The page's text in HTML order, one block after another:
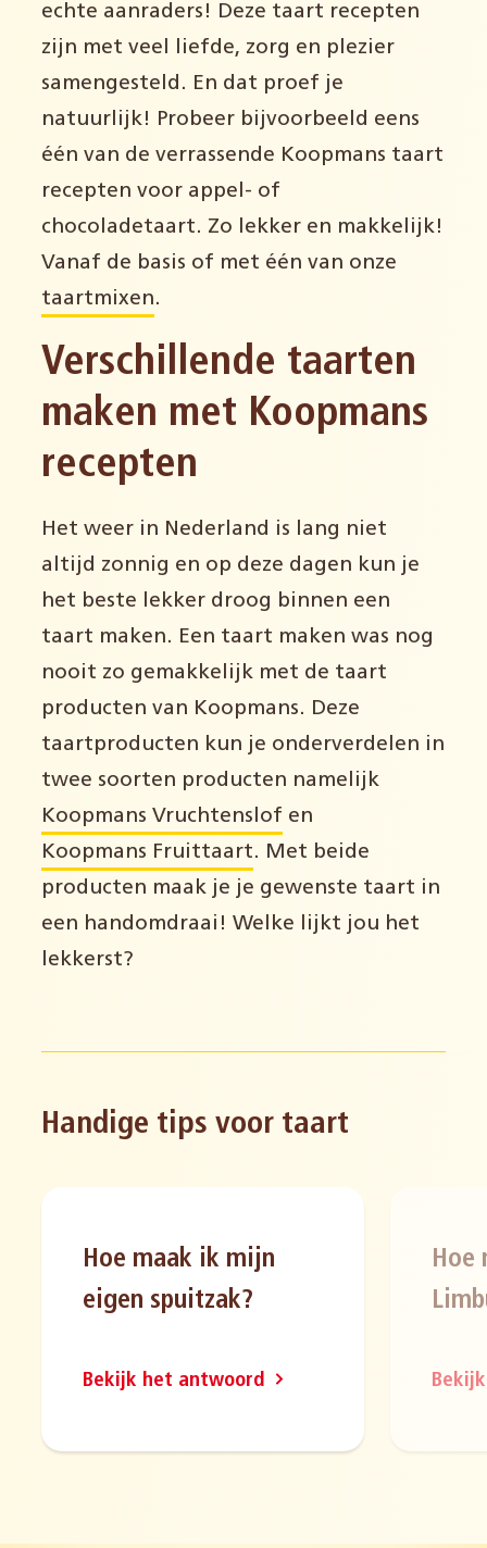
echte aanraders! Deze taart recepten
zijn met veel liefde, zorg en plezier
samengesteld. En dat proef je
natuurlijk! Probeer bijvoorbeeld eens
één van de verrassende Koopmans taart
recepten voor appel- of
chocoladetaart. Zo lekker en makkelijk!
Vanaf de basis of met één van onze
taartmixen.
Verschillende taarten
maken met Koopmans
recepten
Het weer in Nederland is lang niet
altijd zonnig en op deze dagen kun je
het beste lekker droog binnen een
taart maken. Een taart maken was nog
nooit zo gemakkelijk met de taart
producten van Koopmans. Deze
taartproducten kun je onderverdelen in
twee soorten producten namelijk
Koopmans Vruchtenslof en
Koopmans Fruittaart. Met beide
producten maak je je gewenste taart in
een handomdraai! Welke lijkt jou het
lekkerst?
Handige tips voor taart
Hoe maak ik mijn
eigen spuitzak?
Bekijk het antwoord
Hoe